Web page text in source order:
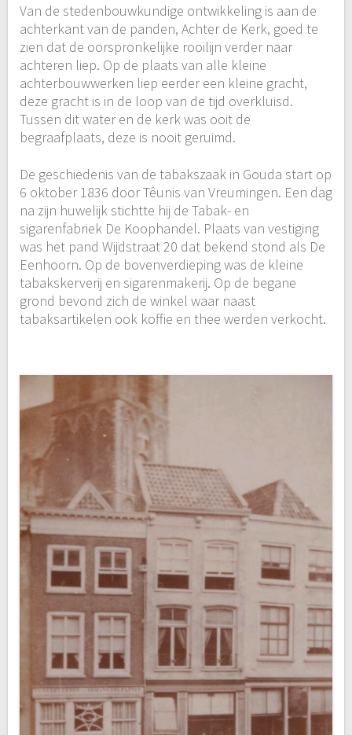
Van de stedenbouwkundige ontwikkeling is aan de
achterkant van de panden, Achter de Kerk, goed te
zien dat de oorspronkelijke rooilijn verder naar
achteren liep. Op de plaats van alle kleine
achterbouwwerken liep eerder een kleine gracht,
deze gracht is in de loop van de tijd overkluisd.
Tussen dit water en de kerk was ooit de
begraafplaats, deze is nooit geruimd.
De geschiedenis van de tabakszaak in Gouda start op
6 oktober 1836 door Têunis van Vreumingen. Een dag
na zijn huwelijk stichtte hij de Tabak- en
sigarenfabriek De Koophandel. Plaats van vestiging
was het pand Wijdstraat 20 dat bekend stond als De
Eenhoorn. Op de bovenverdieping was de kleine
tabakskerverij en sigarenmakerij. Op de begane
grond bevond zich de winkel waar naast
tabaksartikelen ook koffie en thee werden verkocht.